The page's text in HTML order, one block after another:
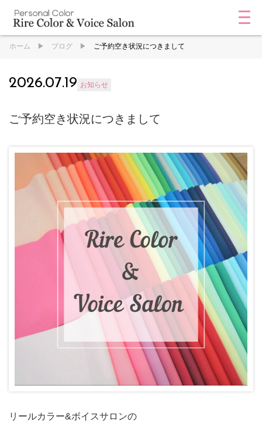
ホーム ブログ ご予約空き状況につきまして
2026.07.19 お知らせ
ご予約空き状況につきまして
リールカラー&ボイスサロンの